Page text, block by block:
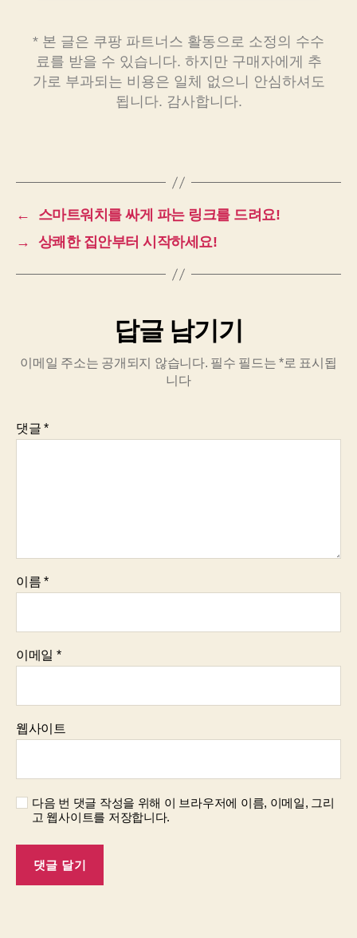
* 본 글은 쿠팡 파트너스 활동으로 소정의 수수
료를 받을 수 있습니다. 하지만 구매자에게 추
가로 부과되는 비용은 일체 없으니 안심하셔도
됩니다. 감사합니다.
←
스마트워치를 싸게 파는 링크를 드려요!
→
상쾌한 집안부터 시작하세요!
답글 남기기
이메일 주소는 공개되지 않습니다. 필수 필드는*로 표시됩
니다
댓글*
이름*
이메일 *
웹사이트
다음 번 댓글 작성을 위해 이 브라우저에 이름, 이메일, 그리
고 웹사이트를 저장합니다.